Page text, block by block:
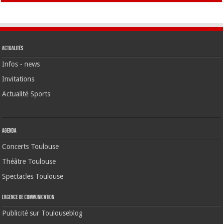
Actualités
Infos - news
Invitations
Actualité Sports
Agenda
Concerts Toulouse
Théâtre Toulouse
Spectacles Toulouse
L’agence de communication
Publicité sur Toulouseblog